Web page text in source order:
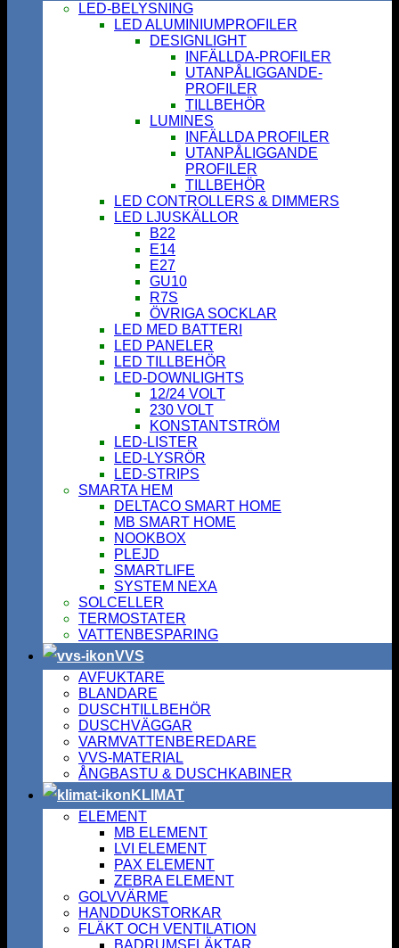
LED-BELYSNING
LED ALUMINIUMPROFILER
DESIGNLIGHT
INFÄLLDA-PROFILER
UTANPÅLIGGANDE-
PROFILER
TILLBEHÖR
LUMINES
INFÄLLDA PROFILER
UTANPÅLIGGANDE
PROFILER
TILLBEHÖR
LED CONTROLLERS & DIMMERS
LED LJUSKÄLLOR
B22
E14
E27
GU10
R7S
ÖVRIGA SOCKLAR
LED MED BATTERI
LED PANELER
LED TILLBEHÖR
LED-DOWNLIGHTS
12/24 VOLT
230 VOLT
KONSTANTSTRÖM
LED-LISTER
LED-LYSRÖR
LED-STRIPS
SMARTA HEM
DELTACO SMART HOME
MB SMART HOME
NOOKBOX
PLEJD
SMARTLIFE
SYSTEM NEXA
SOLCELLER
TERMOSTATER
VATTENBESPARING
VVS
AVFUKTARE
BLANDARE
DUSCHTILLBEHÖR
DUSCHVÄGGAR
VARMVATTENBEREDARE
VVS-MATERIAL
ÅNGBASTU & DUSCHKABINER
KLIMAT
ELEMENT
MB ELEMENT
LVI ELEMENT
PAX ELEMENT
ZEBRA ELEMENT
GOLVVÄRME
HANDDUKSTORKAR
FLÄKT OCH VENTILATION
BADRUMSFLÄKTAR